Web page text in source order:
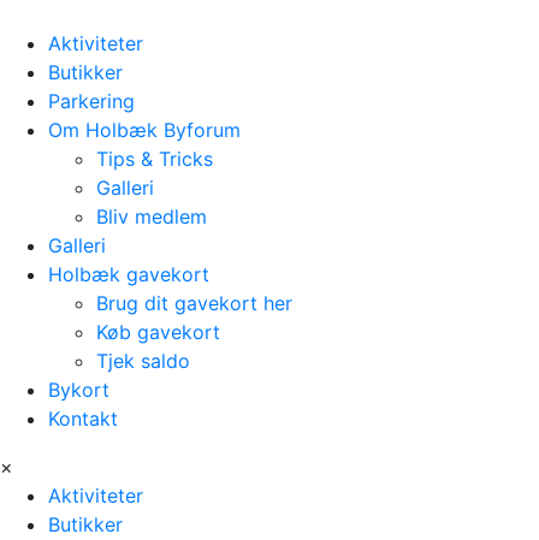
Aktiviteter
Butikker
Parkering
Om Holbæk Byforum
Tips & Tricks
Galleri
Bliv medlem
Galleri
Holbæk gavekort
Brug dit gavekort her
Køb gavekort
Tjek saldo
Bykort
Kontakt
×
Aktiviteter
Butikker